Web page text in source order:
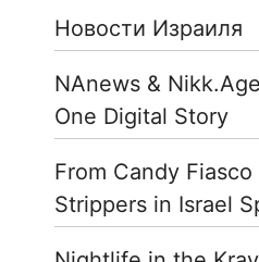
Новости Израиля
NAnews &
One Digital Story
From Candy
Strippers in Israel